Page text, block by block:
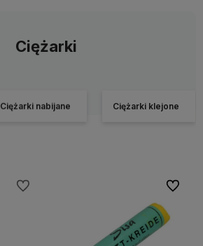
Ciężarki
Ciężarki nabijane Ciężarki klejone
Do ulubionych Do